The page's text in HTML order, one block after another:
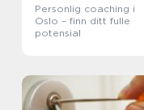
Personlig coaching i
Oslo – finn ditt fulle
potensial